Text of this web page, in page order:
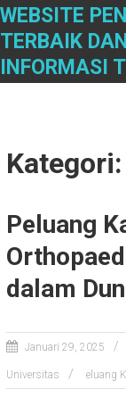
Skip
content
WEBSITE
TERBAIK
INFORMASI
Peluang
dalam
Januari 29, 2025
Universitas eluang